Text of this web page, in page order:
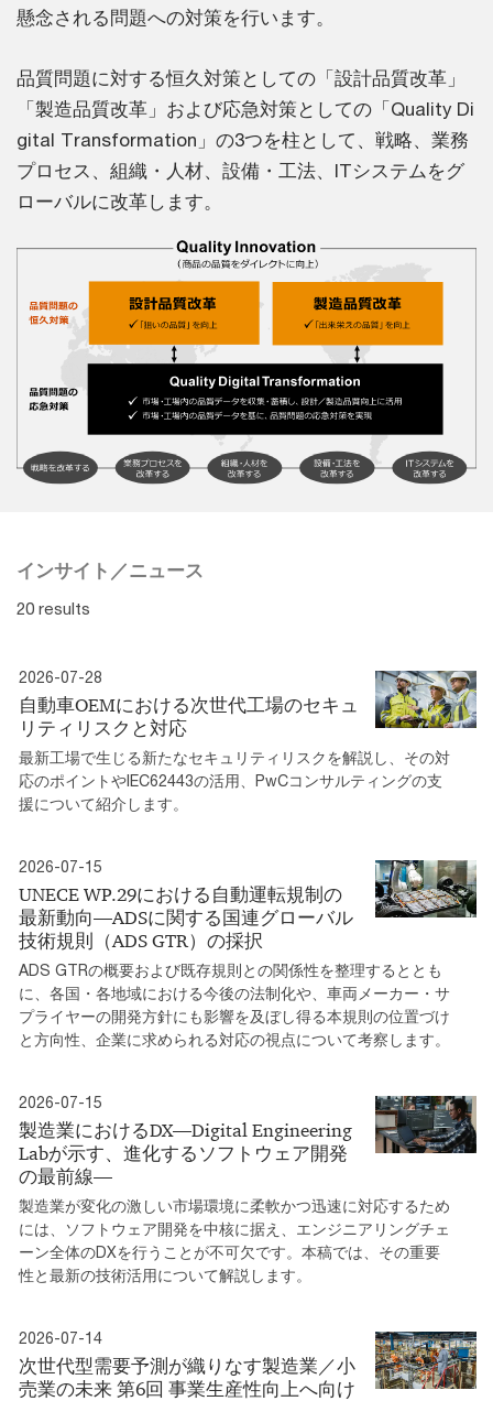
懸念される問題への対策を行います。
品質問題に対する恒久対策としての「設計品質改革」
「製造品質改革」および応急対策としての「Quality Di
gital Transformation」の3つを柱として、戦略、業務
プロセス、組織・人材、設備・工法、ITシステムをグ
ローバルに改革します。
インサイト／ニュース
20 results
2026-07-28
自動車OEMにおける次世代工場のセキュ
リティリスクと対応
最新工場で生じる新たなセキュリティリスクを解説し、その対
応のポイントやIEC62443の活用、PwCコンサルティングの支
援について紹介します。
2026-07-15
UNECE WP.29における自動運転規制の
最新動向―ADSに関する国連グローバル
技術規則（ADS GTR）の採択
ADS GTRの概要および既存規則との関係性を整理するととも
に、各国・各地域における今後の法制化や、車両メーカー・サ
プライヤーの開発方針にも影響を及ぼし得る本規則の位置づけ
と方向性、企業に求められる対応の視点について考察します。
2026-07-15
製造業におけるDX―Digital Engineering
Labが示す、進化するソフトウェア開発
の最前線―
製造業が変化の激しい市場環境に柔軟かつ迅速に対応するため
には、ソフトウェア開発を中核に据え、エンジニアリングチェ
ーン全体のDXを行うことが不可欠です。本稿では、その重要
性と最新の技術活用について解説します。
2026-07-14
次世代型需要予測が織りなす製造業／小
売業の未来 第6回 事業生産性向上へ向け